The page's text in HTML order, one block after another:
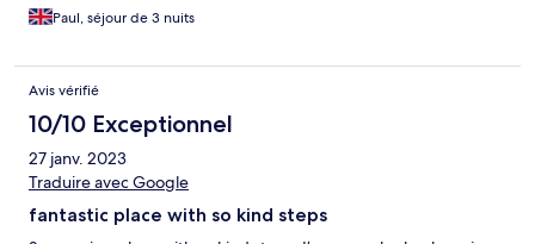
Paul, séjour de 3 nuits
Avis vérifié
10/10 Exceptionnel
27 janv. 2023
Traduire avec Google
fantastic place with so kind steps